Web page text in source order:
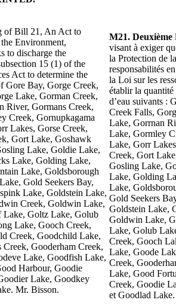
of Bill 21, An Act to
Environment,
to discharge the
15 (1) of the
Act to determine the
Gore Bay, Gorge Creek,
Lake, Gorman Creek,
River, Gormans Creek,
Creek, Gornupkagama
Lakes, Gorse Creek,
Gort Lake, Goshawk
Lake, Goldie Lake,
Lake, Golding Lake,
Lake, Goldsborough
Gold Seekers Bay,
Lake, Goldstein Lake,
Creek, Goldwin Lake,
Lake, Goltz Lake, Golub
Lake, Gooch Creek,
Creek, Goodchild Lake,
Gooderham Creek,
Lake, Goodfish Lake,
Harbour, Goodie
Lake, Goodkey
Mr. Bisson.
M21. Deuxième
visant à exiger
la Protection de
responsabilités
la Loi sur les
établir la quantité
d’eau suivants :
Creek Falls,
Lake, Gorrnan
Lake, Gormley
Lake, Gorr
Creek, Gort
Gosling Lake,
Lake, Golding
Lake,
Gold Seekers
Goldstein Lake,
Goldwin Lake,
Lake, Golub
Creek, Gooch
Lake, Goode
Creek,
Lake, Good
Creek, Goodie
et Goodlad